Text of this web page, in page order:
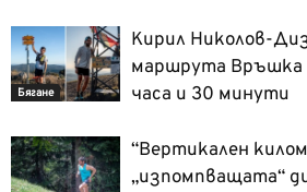
Бягане
Кирил Николов-
маршрута Връшка
часа и 30 минути
“Вертикален
„изпомпващата“